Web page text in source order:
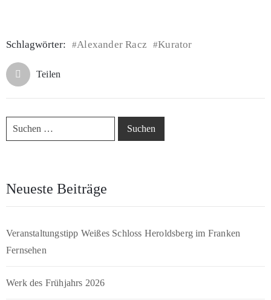
Schlagwörter: #Alexander Racz #Kurator
Teilen
Neueste Beiträge
Veranstaltungstipp Weißes Schloss Heroldsberg im Franken
Fernsehen
Werk des Frühjahrs 2026